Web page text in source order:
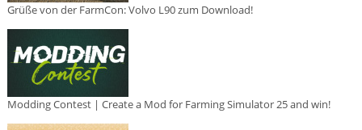
Grüße von der FarmCon: Volvo L90 zum Download!
Modding Contest | Create a Mod for Farming Simulator 25 and win!